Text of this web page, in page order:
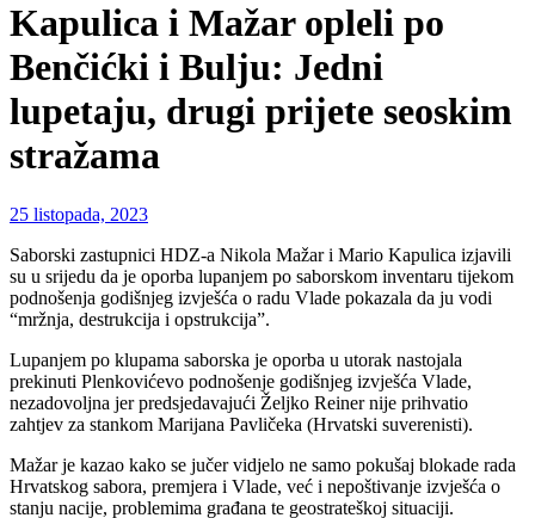
Kapulica i Mažar opleli po
Benčićki i Bulju: Jedni
lupetaju, drugi prijete seoskim
stražama
25 listopada, 2023
Saborski zastupnici HDZ-a Nikola Mažar i Mario Kapulica izjavili
su u srijedu da je oporba lupanjem po saborskom inventaru tijekom
podnošenja godišnjeg izvješća o radu Vlade pokazala da ju vodi
“mržnja, destrukcija i opstrukcija”.
Lupanjem po klupama saborska je oporba u utorak nastojala
prekinuti Plenkovićevo podnošenje godišnjeg izvješća Vlade,
nezadovoljna jer predsjedavajući Željko Reiner nije prihvatio
zahtjev za stankom Marijana Pavličeka (Hrvatski suverenisti).
Mažar je kazao kako se jučer vidjelo ne samo pokušaj blokade rada
Hrvatskog sabora, premjera i Vlade, već i nepoštivanje izvješća o
stanju nacije, problemima građana te geostrateškoj situaciji.